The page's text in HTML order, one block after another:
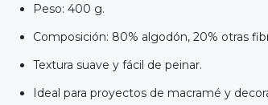
Peso: 400 g.
Composición: 80% algodón, 20% otras
Textura suave y fácil de peinar.
Ideal para proyectos de macramé y